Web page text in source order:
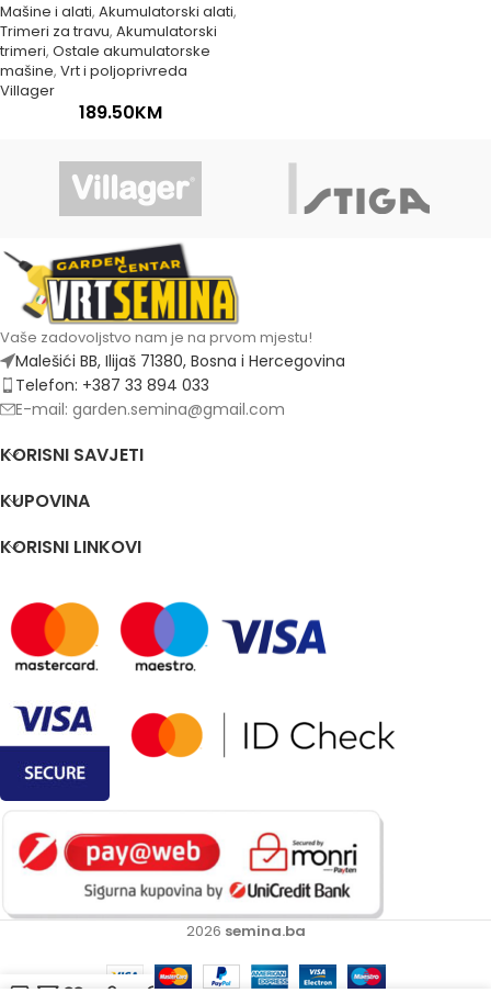
Mašine i alati, Akumulatorski alati,
Trimeri za travu, Akumulatorski
trimeri, Ostale akumulatorske
mašine, Vrt i poljoprivreda
Villager
189.50KM
Vaše zadovoljstvo nam je na prvom mjestu!
Malešići BB, Ilijaš 71380, Bosna i Hercegovina
Telefon: +387 33 894 033
E-mail: garden.semina@gmail.com
KORISNI SAVJETI
KUPOVINA
KORISNI LINKOVI
2026 semina.ba